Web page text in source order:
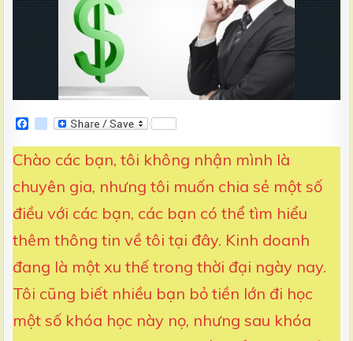
F
c
e
o
k
g
o
g
e
b
o
o
k
m
a
r
k
Chào các bạn, tôi không nhận mình là
chuyên gia, nhưng tôi muốn chia sẻ một số
điều với các bạn, các bạn có thể tìm hiểu
thêm thông tin về tôi tại đây. Kinh doanh
đang là một xu thế trong thời đại ngày nay.
Tôi cũng biết nhiều bạn bỏ tiền lớn đi học
một số khóa học này nọ, nhưng sau khóa